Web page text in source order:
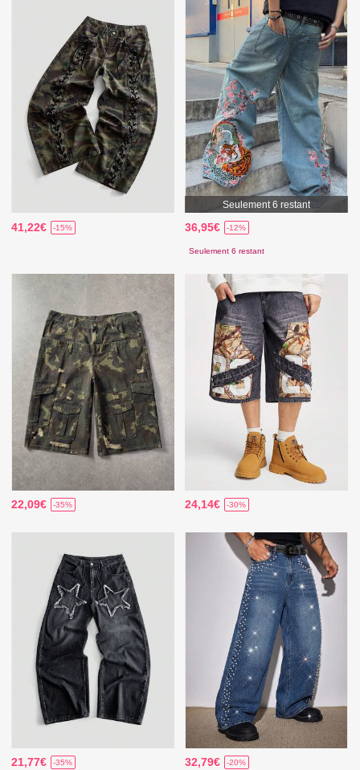
41,22€ -15%
Seulement 6 restant
36,95€ -12%
Seulement 6 restant
22,09€ -35% 24,14€ -30%
21,77€ -35% 32,79€ -20%